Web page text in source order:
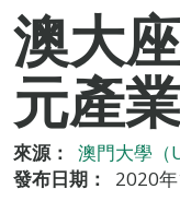
澳大
元產
來源：
澳門大學（
發布日期：
2020